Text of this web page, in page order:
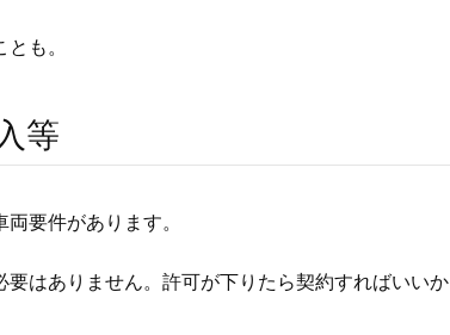
も。
等
要件があります。
はありません。許可が下りたら契約すればいいか